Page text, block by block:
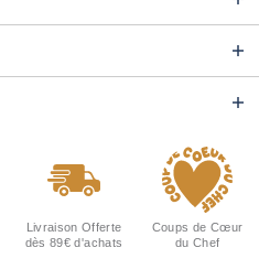
Livraison Offerte
dès 89€ d'achats
Coups de Cœur
du Chef